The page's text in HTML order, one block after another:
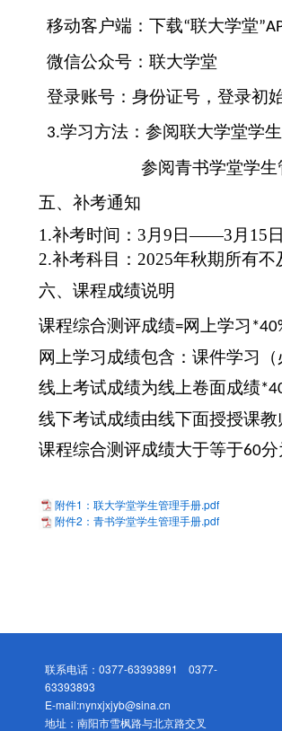
移动客户端：下载“联大学堂
微信公众号：联大学堂
登录账号：身份证号，登录初
3.学习方法 ：参阅联大学堂学
参阅青书学堂学
五、补考通知
1.补考时间： 3 月 9 日——3 月 1 5 日
2.补考科目： 2025年秋期所有不
六、课程成绩说明
课程综合测评成绩=网上学习
网上学习成绩包含：课件学习
线上考试成绩为线上卷面成绩
线下考试成绩由线下面授授课
课程综合测评成绩大于等于60分
附件1：联大学堂学生管理手册.pdf
附件2：青书学堂学生管理手册.pdf
联系电话：0377-63393891 0377-
63393893
E-mail:nynxjxjyb@sina.cn
地址：南阳市雪枫路与北京路交叉